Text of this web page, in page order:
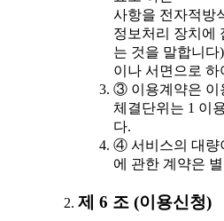
사항을 전자적방
정보처리 장치에
는 것을 말합니다)
이나 서면으로 하
③ 이용계약은 이
체결단위는 1 이
다.
④ 서비스의 대량
에 관한 계약은
제 6 조 (이용신청)